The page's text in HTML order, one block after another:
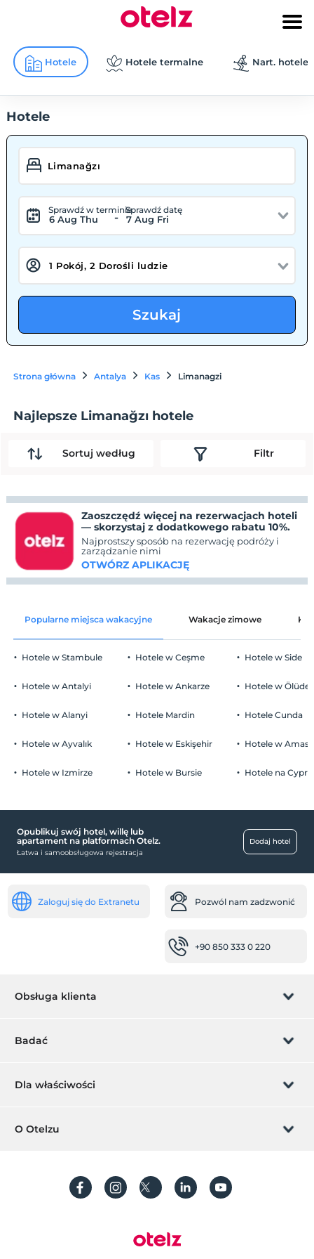
Hotele Hotele termalne Nart. hotele
Hotele
Sprawdź w terminie
6 Aug Thu -
Sprawdź datę
7 Aug Fri
Szukaj
Strona główna Antalya Kas Limanagzi
Najlepsze Limanağzı hotele
Sortuj według Filtr
Zaoszczędź więcej na rezerwacjach hoteli
— skorzystaj z dodatkowego rabatu 10%.
Najprostszy sposób na rezerwację podróży i
zarządzanie nimi
OTWÓRZ APLIKACJĘ
Popularne miejsca wakacyjne Wakacje zimowe
Hotele w Stambule
Hotele w Antalyi
Hotele w Alanyi
Hotele w Ayvalık
Hotele w Izmirze
Hotele w Ceşme
Hotele w Ankarze
Hotele Mardin
Hotele w Eskişehir
Hotele w Bursie
Hotele w Side
Hotele w
Hotele Cunda
Hotele w
Hotele na
Opublikuj swój hotel, willę lub
apartament na platformach Otelz.
Łatwa i samoobsługowa rejestracja
Dodaj hotel
Zaloguj się do Extranetu Pozwól nam zadzwonić
+90 850 333 0 220
Obsługa klienta
Zarządzanie rezerwacją
Często Zadawane Pytania
Badać
Karta podarunkowa
Utwórz konto
Dla właściwości
Dodaj swój hotel
O Otelzu